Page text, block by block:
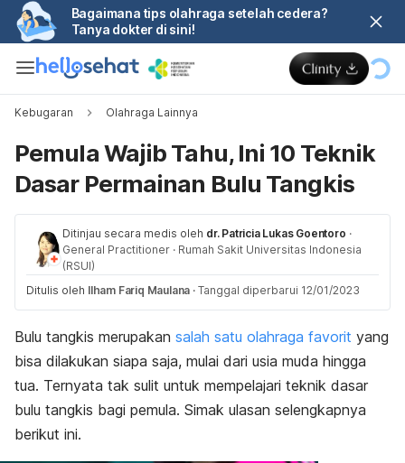
Bagaimana tips olahraga setelah cedera?
Tanya dokter di sini!
Kebugaran Olahraga Lainnya
Pemula Wajib Tahu, Ini 10 Teknik
Dasar Permainan Bulu Tangkis
Ditinjau secara medis oleh dr. Patricia Lukas Goentoro ·
General Practitioner · Rumah Sakit Universitas Indonesia
(RSUI)
Ditulis oleh Ilham Fariq Maulana · Tanggal diperbarui 12/01/2023
Bulu tangkis merupakan salah satu olahraga favorit yang
bisa dilakukan siapa saja, mulai dari usia muda hingga
tua. Ternyata tak sulit untuk mempelajari teknik dasar
bulu tangkis bagi pemula. Simak ulasan selengkapnya
berikut ini.